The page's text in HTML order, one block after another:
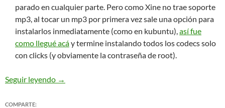
parado en cualquier parte. Pero como Xine no trae soporte
mp3, al tocar un mp3 por primera vez sale una opción para
instalarlos inmediatamente (como en kubuntu),así fue
como llegué acáy termine instalando todos los codecs solo
con clicks (y obviamente la contraseña de root).
Seguir leyendo Probando OpenSuse 10.3 (si oh… sacando pica)
→
COMPARTE: